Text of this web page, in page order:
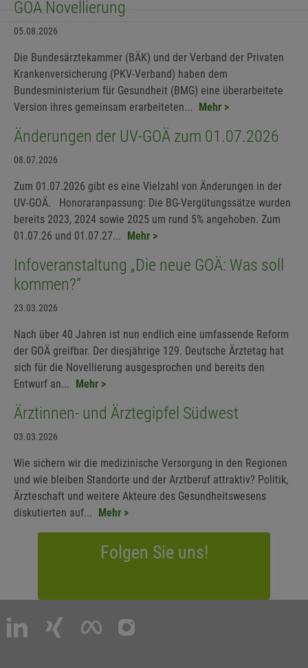
GOÄ Novellierung
05.08.2026
Die Bundesärztekammer (BÄK) und der Verband der Privaten
Krankenversicherung (PKV-Verband) haben dem
Bundesministerium für Gesundheit (BMG) eine überarbeitete
Version ihres gemeinsam erarbeiteten... Mehr >
Änderungen der UV-GOÄ zum 01.07.2026
08.07.2026
Zum 01.07.2026 gibt es eine Vielzahl von Änderungen in der
UV-GOÄ. Honoraranpassung: Die BG-Vergütungssätze wurden
bereits 2023, 2024 sowie 2025 um rund 5% angehoben. Zum
01.07.26 und 01.07.27... Mehr >
Infoveranstaltung „Die neue GOÄ: Was soll
kommen?“
23.03.2026
Nach über 40 Jahren ist nun endlich eine umfassende Reform
der GOÄ greifbar. Der diesjährige 129. Deutsche Ärztetag hat
sich für die Novellierung ausgesprochen und bereits den
Entwurf an... Mehr >
Ärztinnen- und Ärztegipfel Südwest
03.03.2026
Wie sichern wir die medizinische Versorgung in den Regionen
und wie bleiben Standorte und der Arztberuf attraktiv? Politik,
Ärzteschaft und weitere Akteure des Gesundheitswesens
diskutierten auf... Mehr >
Folgen Sie uns!